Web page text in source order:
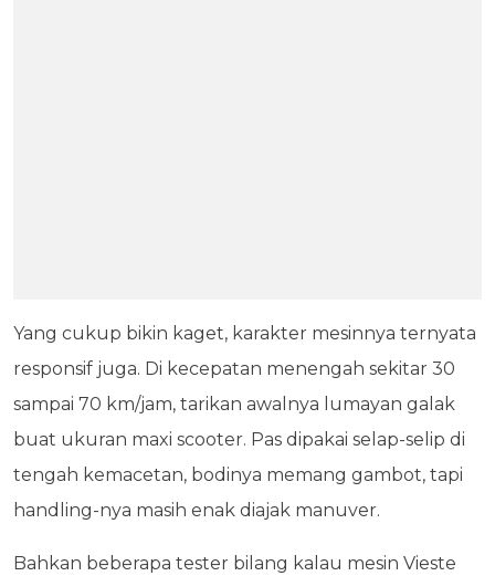
Yang cukup bikin kaget, karakter mesinnya ternyata
responsif juga. Di kecepatan menengah sekitar 30
sampai 70 km/jam, tarikan awalnya lumayan galak
buat ukuran maxi scooter. Pas dipakai selap-selip di
tengah kemacetan, bodinya memang gambot, tapi
handling-nya masih enak diajak manuver.
Bahkan beberapa tester bilang kalau mesin Vieste